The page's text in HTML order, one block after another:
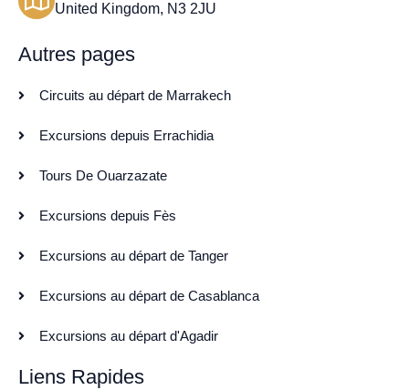
United Kingdom, N3 2JU
Autres pages
Circuits au départ de Marrakech
Excursions depuis Errachidia
Tours De Ouarzazate
Excursions depuis Fès
Excursions au départ de Tanger
Excursions au départ de Casablanca
Excursions au départ d'Agadir
Liens Rapides